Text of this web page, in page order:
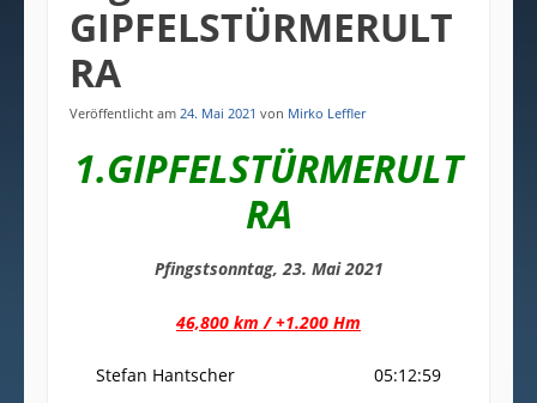
GIPFELSTÜRMERULT
RA
Veröffentlicht am 24. Mai 2021 von Mirko Leffler
1.GIPFELSTÜRMERULT
RA
Pfingstsonntag, 23. Mai 2021
46,800 km / +1.200 Hm
Stefan Hantscher 05:12:59